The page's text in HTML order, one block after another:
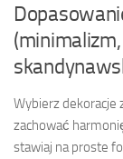
Wybierz dekoracje
zachować
stawiaj na proste